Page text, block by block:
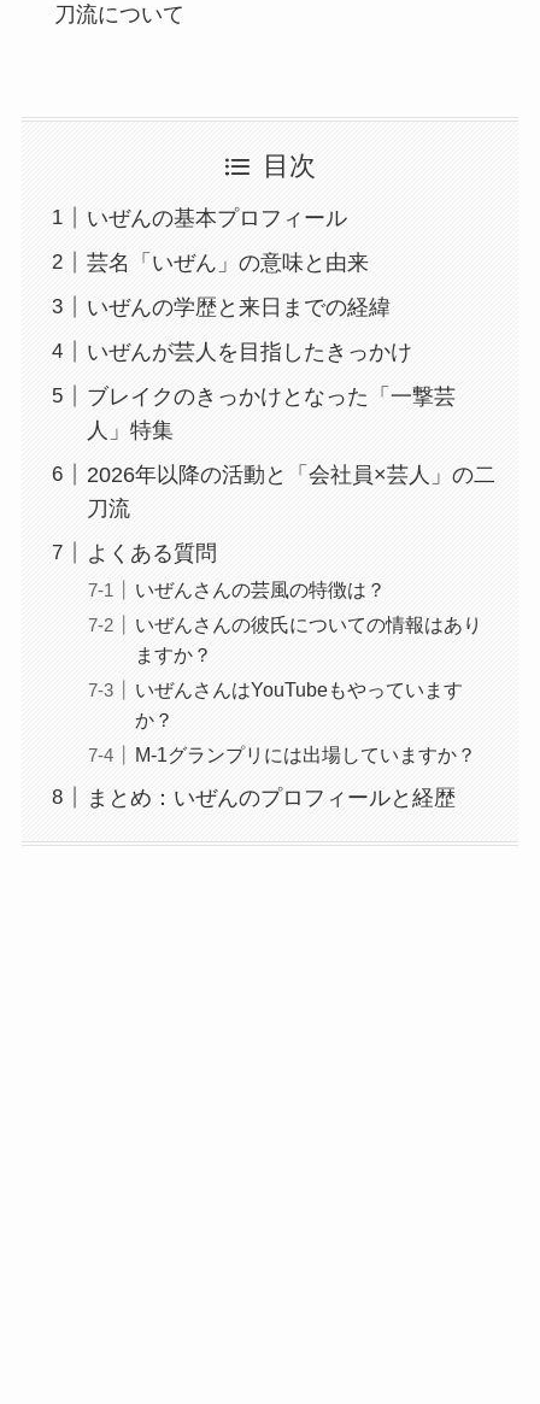
刀流について
目次
いぜんの基本プロフィール
芸名「いぜん」の意味と由来
いぜんの学歴と来日までの経緯
いぜんが芸人を目指したきっかけ
ブレイクのきっかけとなった「一撃芸
人」特集
2026年以降の活動と「会社員×芸人」の二
刀流
よくある質問
いぜんさんの芸風の特徴は？
いぜんさんの彼氏についての情報はあり
ますか？
いぜんさんはYouTubeもやっています
か？
M-1グランプリには出場していますか？
まとめ：いぜんのプロフィールと経歴